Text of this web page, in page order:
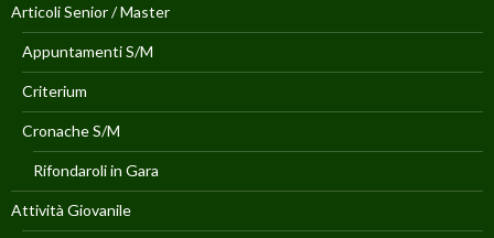
Articoli Senior / Master
Appuntamenti S/M
Criterium
Cronache S/M
Rifondaroli in Gara
Attività Giovanile